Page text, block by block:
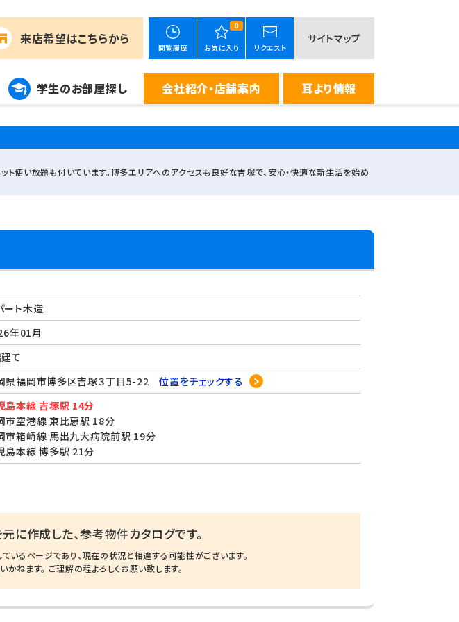
来店希望はこちらから
閲覧履歴
0
お気に入り リクエスト
サイトマップ
学生のお部屋探し 会社紹介・店舗案内 耳より情報
使い放題も付いています。博多エリアへのアクセスも良好な吉塚で、安心・快適な新生活を始め
ート木造
年01月
て
県福岡市博多区吉塚３丁目5-22位置をチェックする
島本線 吉塚駅 14分
市空港線 東比恵駅 18分
市箱崎線 馬出九大病院前駅 19分
島本線 博多駅 21分
作成した、参考物件カタログです。
いるページであり、現在の状況と相違する可能性がございます。
ねます。 ご理解の程よろしくお願い致します。